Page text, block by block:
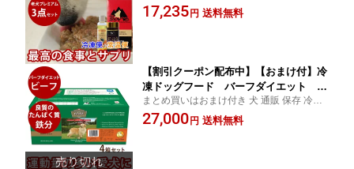
味になりがちオメガ3オイルのセット】
の健康維持に必要な豊富な栄養素が入った
食事とサプリメントでサポート
17,235円 送料無料
【割引クーポン配布中】【おまけ付】冷
凍ドッグフード バーフダイエット ビ
ーフ 4箱セット（220g×12枚×4箱）犬用
総合栄養食 【ドッグフード 生食 低カロ
まとめ買いはおまけ付き 犬 通販 保存 冷凍
ドライフードを食べない愛犬に ローフード
27,000円 送料無料